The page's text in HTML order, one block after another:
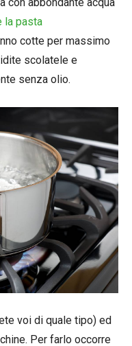
la pasta
cotte per massimo
scolatele e
senza olio.
voi di quale tipo) ed
Per farlo occorre